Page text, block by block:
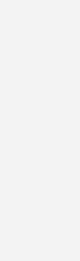
dass unser
aus dem Bereich
ist ein
seit Jahren
immer die
alle. Und wir
kümmern.
Wir lassen sie
und wir
jungen Leute
Wir sind der
wir auch den
sammeln, mit
Kaffee kochen